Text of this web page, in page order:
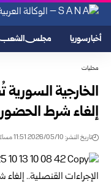
أخبار سوريا مجلس الشعب
محليات
الخارجية
إلغاء شرط
تاريخ النشر: 2026/05/10 11:51 مساءً